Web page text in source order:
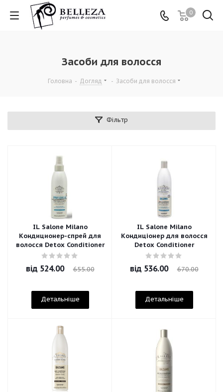
0
Засоби для волосся
Головна - Догляд - Засоби для волосся
Фільтр
IL Salone Milano
Кондиционер-спрей для
волосся Detox Conditioner
від 524.00 655.00
Детальніше
IL Salone Milano
Кондиціонер для волосся
Detox Conditioner
від 536.00 670.00
Детальніше